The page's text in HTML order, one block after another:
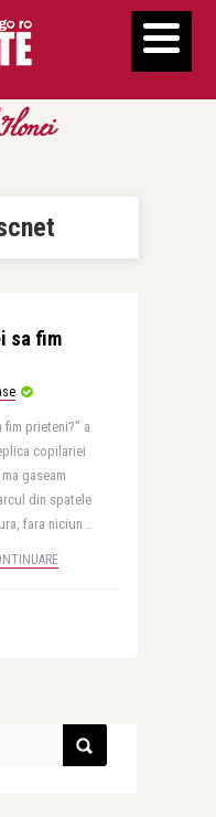
sa fim
fim prieteni?” a
copilariei
gaseam
din spatele
fara niciun ..